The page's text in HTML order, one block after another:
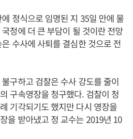
정식으로 임명된 지 35일 만에 물
정에 더 큰 부담이 될 것이란 전망
수사에 사퇴를 결심한 것으로 전
구하고 검찰은 수사 강도를 줄이
구속영장을 청구했다. 검찰이 청
기각되기도 했지만 다시 영장을
을 받아냈고 정 교수는 2019년 10